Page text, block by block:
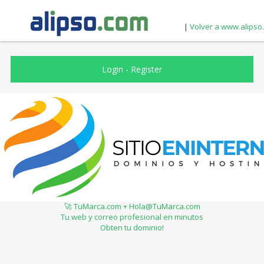
| Volver a
Login - Register
🚀 TuMarca.com + Hola@TuMarca.com
Tu web y correo profesional en minutos
Obten tu dominio!